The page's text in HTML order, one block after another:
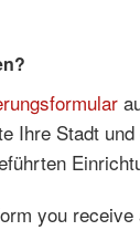
Ihre Stadt
you